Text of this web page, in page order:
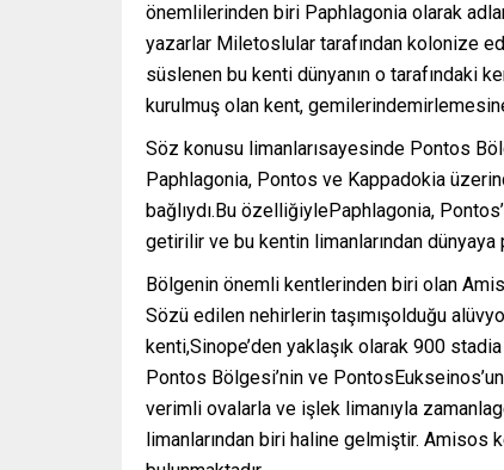
önemlilerinden biri Paphlagonia olarak
yazarlar Miletoslular tarafından kolonize
süslenen bu kenti dünyanın o tarafındaki
kurulmuş olan kent,
Söz konusu limanlarısayesinde Pontos
Paphlagonia, Pontos ve Kappadokia
bağlıydı.Bu özelliğiylePaphlagonia,
getirilir ve bu kentin limanlarından dünyaya
Bölgenin önemli kentlerinden biri olan
Sözü edilen nehirlerin taşımışolduğu
kenti,Sinope’den yaklaşık olarak 900
Pontos Bölgesi’nin ve
verimli ovalarla ve işlek limanıyla
limanlarından biri haline gelmiştir. Amisos